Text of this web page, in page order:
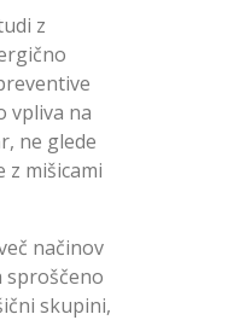
z
vpliva na
ne glede
z mišicami
načinov
sproščeno
skupini,